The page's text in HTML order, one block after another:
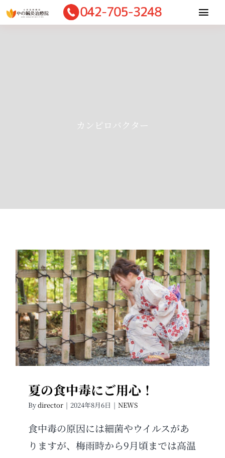
Skip
to
カンピロバクター
夏の食中毒にご用心！
夏の食中毒にご用心！
Bydirector | 2024年8月6日 | NEWS
食中毒の原因には細菌やウイルスがあ
りますが、梅雨時から9月頃までは高温